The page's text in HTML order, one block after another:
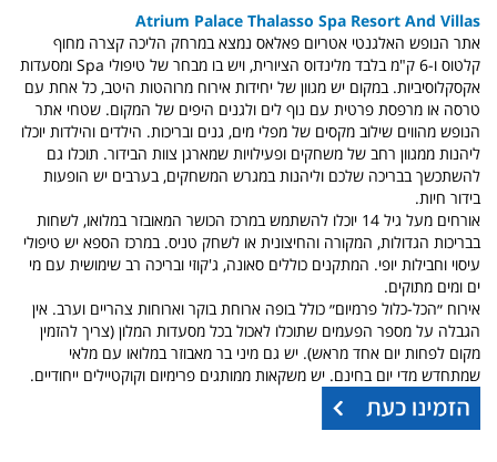
Atrium Palace Thalasso Spa Resort And Villas
אתר הנופש האלגנטי אטריום פאלאס נמצא במרחק הליכה קצרה מחוף
קלטוס ו-6 ק"מ בלבד מלינדוס הציורית, ויש בו מבחר של טיפולי Spa ומסעדות
אקסקלוסיביות. במקום יש מגוון של יחידות אירוח מרוהטות היטב, כל אחת עם
טרסה או מרפסת פרטית עם נוף לים ולגנים היפים של המקום. שטחי אתר
הנופש מהווים שילוב מקסים של מפלי מים, גנים ובריכות. הילדים והילדות יוכלו
ליהנות ממגוון רחב של משחקים ופעילויות שמארגן צוות הבידור. תוכלו גם
להשתכשך בבריכה שלכם וליהנות במגרש המשחקים, בערבים יש הופעות
בידור חיות.
אורחים מעל גיל 14 יוכלו להשתמש במרכז הכושר המאובזר במלואו, לשחות
בבריכות הגדולות, המקורה והחיצונית או לשחק טניס. במרכז הספא יש טיפולי
עיסוי וחבילות יופי. המתקנים כוללים סאונה, ג'קוזי ובריכה רב שימושית עם מי
ים ומים מתוקים.
אירוח ״הכל-כלול פרמיום״ כולל בופה ארוחת בוקר וארוחות צהריים וערב. אין
הגבלה על מספר הפעמים שתוכלו לאכול בכל מסעדות המלון (צריך להזמין
מקום לפחות יום אחד מראש). יש גם מיני בר מאבוזר במלואו עם מלאי
שמתחדש מדי יום בחינם. יש משקאות ממותגים פרימיום וקוקטיילים ייחודיים.